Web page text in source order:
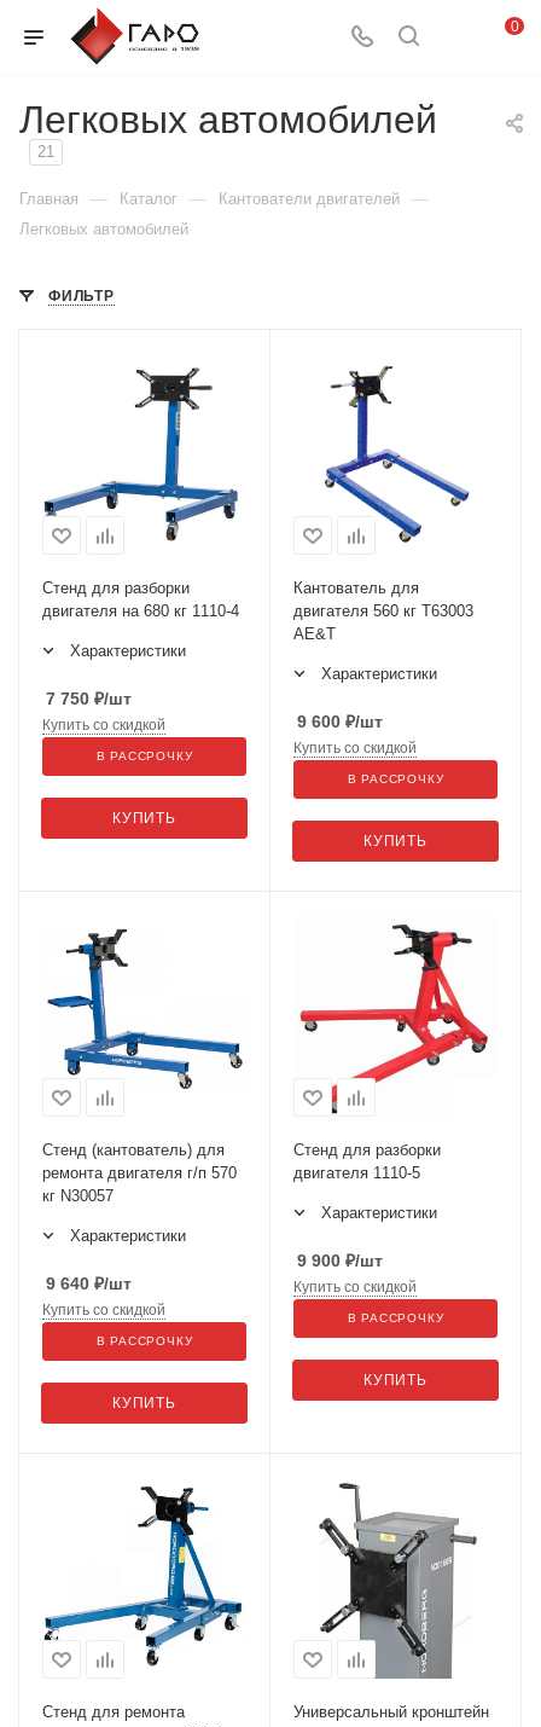
0
Легковых автомобилей
21
Главная — Каталог — Кантователи двигателей —
Легковых автомобилей
ФИЛЬТР
Стенд для разборки
двигателя на 680 кг 1110-4
Характеристики
7 750 ₽/шт
КУПИТЬ
Купить со скидкой
В РАССРОЧКУ
Кантователь для
двигателя 560 кг Т63003
AE&T
Характеристики
9 600 ₽/шт
КУПИТЬ
Купить со скидкой
В РАССРОЧКУ
Стенд (кантователь) для
ремонта двигателя г/п 570
кг N30057
Характеристики
9 640 ₽/шт
КУПИТЬ
Купить со скидкой
В РАССРОЧКУ
Стенд для разборки
двигателя 1110-5
Характеристики
9 900 ₽/шт
КУПИТЬ
Купить со скидкой
В РАССРОЧКУ
Стенд для ремонта
Универсальный кронштейн